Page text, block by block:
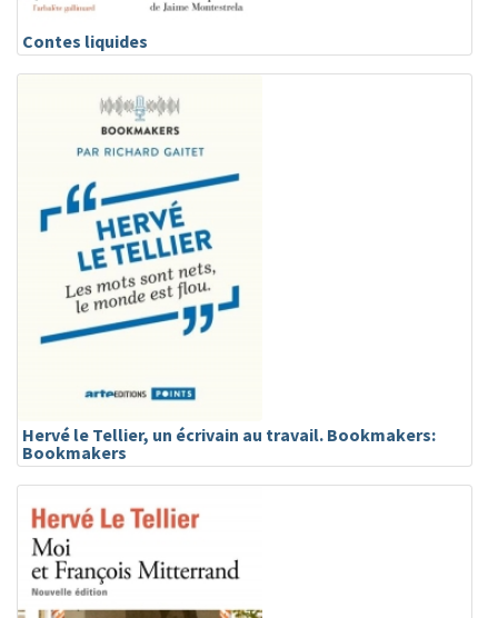
Contes liquides
Hervé le Tellier, un écrivain au travail. Bookmakers:
Bookmakers